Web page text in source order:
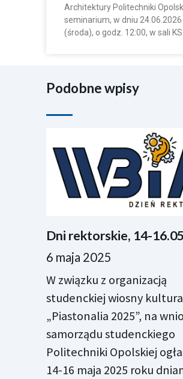
Architektury Politechniki
seminarium, w dniu 24.06.2026
(środa), o godz. 12:00, w sali
Podobne wpisy
Dni rektorskie, 14-
6 maja 2025
W związku z organizacją
studenckiej wiosny
„Piastonalia 2025”, na
samorządu studenckiego
Politechniki Opolskiej
14-16 maja 2025 roku